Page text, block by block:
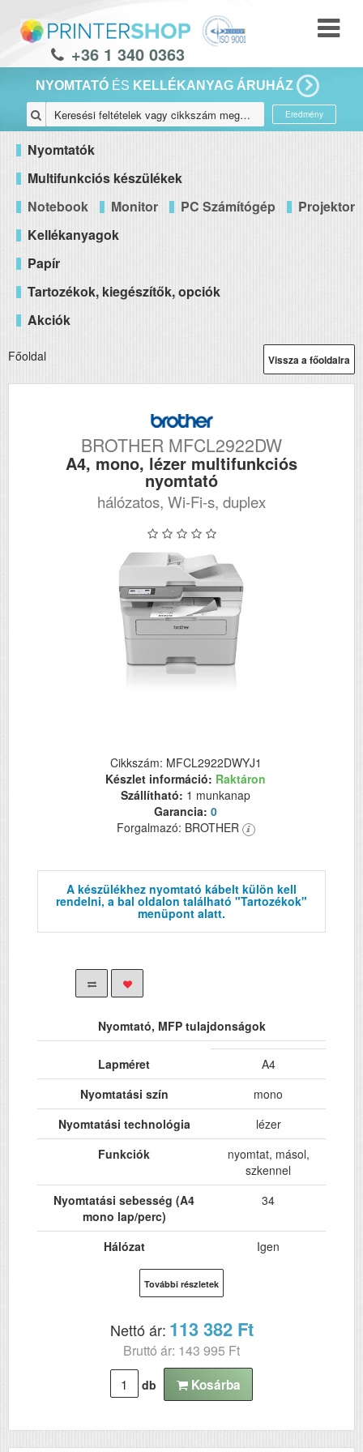
+36 1 340 0363
NYOMTATÓ ÉS KELLÉKANYAG ÁRUHÁZ
Eredmény
Nyomtatók
Multifunkciós készülékek
Notebook
Monitor PC Számítógép
Projektor
Kellékanyagok
Papír
Tartozékok, kiegészítők, opciók
Akciók
Vissza a főoldalra
Főoldal
BROTHER MFCL2922DW
A4, mono, lézer multifunkciós
nyomtató
hálózatos, Wi-Fi-s, duplex
Cikkszám: MFCL2922DWYJ1
Készlet információ: Raktáron
Szállítható: 1 munkanap
Garancia: 0
Forgalmazó: BROTHER
A készülékhez nyomtató kábelt külön kell
rendelni, a bal oldalon található "Tartozékok"
menüpont alatt.
Nyomtató, MFP tulajdonságok
Lapméret
A4
Nyomtatási szín
mono
Nyomtatási technológia
lézer
Funkciók
nyomtat, másol,
szkennel
Nyomtatási sebesség (A4
mono lap/perc)
34
Hálózat
Igen
Kétoldalas, duplex
nyomtatás
ADF (automatikus
lapolvasó)
DADF (automatikus
kétoldalas lapolvasás)
Igen
További részletek
Nettó ár: 113 382 Ft
Bruttó ár: 143 995 Ft
db Kosárba